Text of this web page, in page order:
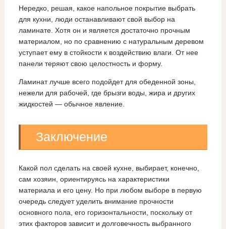
Нередко, решая, какое напольное покрытие выбрать
для кухни, люди останавливают свой выбор на
ламинате. Хотя он и является достаточно прочным
материалом, но по сравнению с натуральным деревом
уступает ему в стойкости к воздействию влаги. От нее
панели теряют свою целостность и форму.
Ламинат лучше всего подойдет для обеденной зоны,
нежели для рабочей, где брызги воды, жира и других
жидкостей — обычное явление.
Заключение
Какой пол сделать на своей кухне, выбирает, конечно,
сам хозяин, ориентируясь на характеристики
материала и его цену. Но при любом выборе в первую
очередь следует уделить внимание прочности
основного пола, его горизонтальности, поскольку от
этих факторов зависит и долговечность выбранного